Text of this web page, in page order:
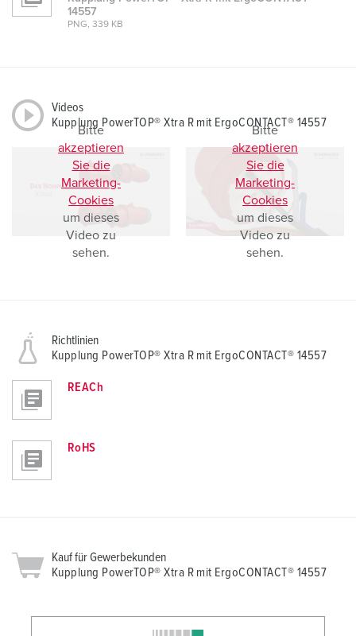
l
14557
PNG, 339 KB
Videos
Kupplung PowerTOP® Xtra R mit ErgoCONTACT® 14557
Bitte
akzeptieren
Sie die
Marketing-
Cookies
um dieses
Video zu
sehen.
Bitte
akzeptieren
Sie die
Marketing-
Cookies
um dieses
Video zu
sehen.
Richtlinien
Kupplung PowerTOP® Xtra R mit ErgoCONTACT® 14557
REACh
RoHS
Kauf für Gewerbekunden
Kupplung PowerTOP® Xtra R mit ErgoCONTACT® 14557